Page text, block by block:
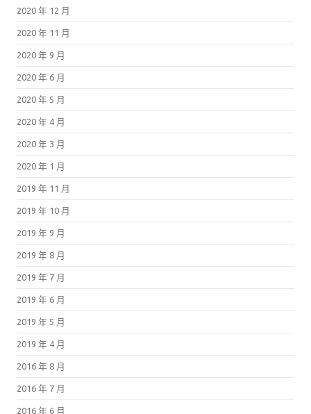
2020 年 12 月
2020 年 11 月
2020 年 9 月
2020 年 6 月
2020 年 5 月
2020 年 4 月
2020 年 3 月
2020 年 1 月
2019 年 11 月
2019 年 10 月
2019 年 9 月
2019 年 8 月
2019 年 7 月
2019 年 6 月
2019 年 5 月
2019 年 4 月
2016 年 8 月
2016 年 7 月
2016 年 6 月